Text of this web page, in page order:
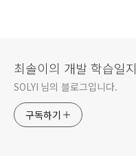
최솔이의 개발 학습일지
SOLYI 님의 블로그입니다.
구독하기